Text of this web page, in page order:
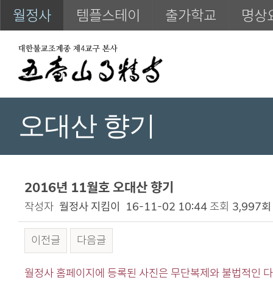
월정사 템플스테이 출가학교 명상
오대산 향기
2016년 11월호 오대산 향기
작성자 월정사 지킴이 16-11-02 10:44 조회 3,997회
이전글 다음글
본문
월정사 홈페이지에 등록된 사진은 무단복제와 불법적인